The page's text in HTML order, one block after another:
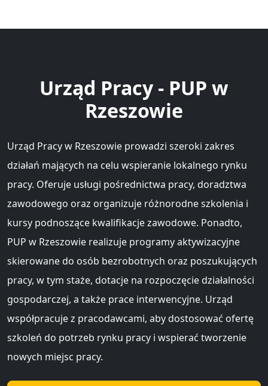
Urząd Pracy - PUP w
Rzeszowie
Urząd Pracy w Rzeszowie prowadzi szeroki zakres
działań mających na celu wspieranie lokalnego rynku
pracy. Oferuje usługi pośrednictwa pracy, doradztwa
zawodowego oraz organizuje różnorodne szkolenia i
kursy podnoszące kwalifikacje zawodowe. Ponadto,
PUP w Rzeszowie realizuje programy aktywizacyjne
skierowane do osób bezrobotnych oraz poszukujących
pracy, w tym staże, dotacje na rozpoczęcie działalności
gospodarczej, a także prace interwencyjne. Urząd
współpracuje z pracodawcami, aby dostosować ofertę
szkoleń do potrzeb rynku pracy i wspierać tworzenie
nowych miejsc pracy.